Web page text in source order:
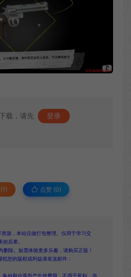
载，请先 登录
点赞 (0)
源，本站仅做打包整理。仅用于学习交
后果。
删除。如需体验更多乐趣，请购买正版！
您的版权或利益请发送邮件：
份和分享所产生的费用，不用于盈利，亦